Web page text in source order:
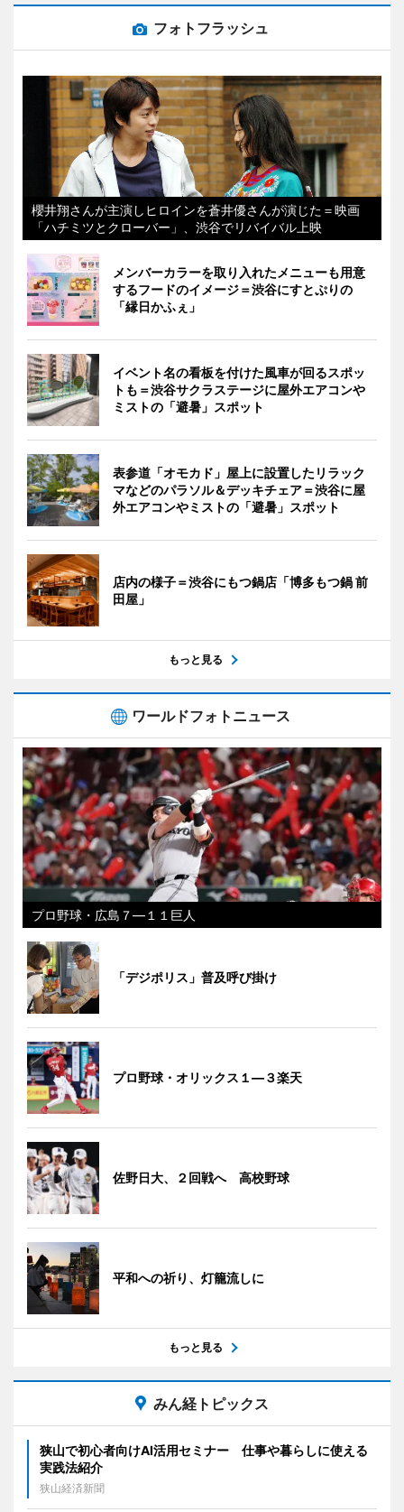
フォトフラッシュ
櫻井翔さんが主演しヒロインを蒼井優さんが演じた＝映画
「ハチミツとクローバー」、渋谷でリバイバル上映
メンバーカラーを取り入れたメニューも用意
するフードのイメージ＝渋谷にすとぷりの
「縁日かふぇ」
イベント名の看板を付けた風車が回るスポッ
トも＝渋谷サクラステージに屋外エアコンや
ミストの「避暑」スポット
表参道「オモカド」屋上に設置したリラック
マなどのパラソル＆デッキチェア＝渋谷に屋
外エアコンやミストの「避暑」スポット
店内の様子＝渋谷にもつ鍋店「博多もつ鍋 前
田屋」
もっと見る
ワールドフォトニュース
プロ野球・広島７―１１巨人
「デジポリス」普及呼び掛け
プロ野球・オリックス１―３楽天
佐野日大、２回戦へ 高校野球
平和への祈り、灯籠流しに
もっと見る
みん経トピックス
狭山で初心者向けAI活用セミナー 仕事や暮らしに使える
実践法紹介
狭山経済新聞